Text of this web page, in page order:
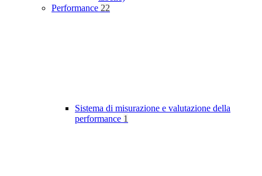
Performance 22
Sistema di misurazione e valutazione della
performance 1